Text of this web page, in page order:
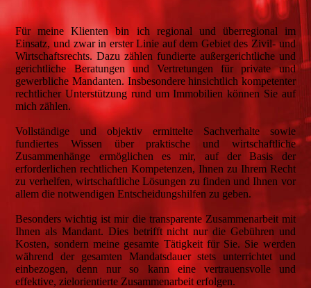
Für meine Klienten bin ich regional und überregional im
Einsatz, und zwar in erster Linie auf dem Gebiet des Zivil- und
Wirtschaftsrechts. Dazu zählen fundierte außergerichtliche und
gerichtliche Beratungen und Vertretungen für private und
gewerbliche Mandanten. Insbesondere hinsichtlich kompetenter
rechtlicher Unterstützung rund um Immobilien können Sie auf
mich zählen.
Vollständige und objektiv ermittelte Sachverhalte sowie
fundiertes Wissen über praktische und wirtschaftliche
Zusammenhänge ermöglichen es mir, auf der Basis der
erforderlichen rechtlichen Kompetenzen, Ihnen zu Ihrem Recht
zu verhelfen, wirtschaftliche Lösungen zu finden und Ihnen vor
allem die notwendigen Entscheidungshilfen zu geben.
Besonders wichtig ist mir die transparente Zusammenarbeit mit
Ihnen als Mandant. Dies betrifft nicht nur die Gebühren und
Kosten, sondern meine gesamte Tätigkeit für Sie. Sie werden
während der gesamten Mandatsdauer stets unterrichtet und
einbezogen, denn nur so kann eine vertrauensvolle und
effektive, zielorientierte Zusammenarbeit erfolgen.